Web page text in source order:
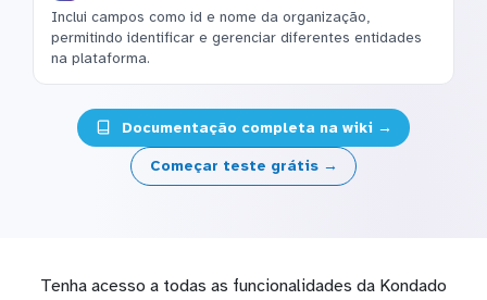
Inclui campos como id e nome da organização,
permitindo identificar e gerenciar diferentes entidades
na plataforma.
Documentação completa na wiki →
Começar teste grátis →
Tenha acesso a todas as funcionalidades da Kondado